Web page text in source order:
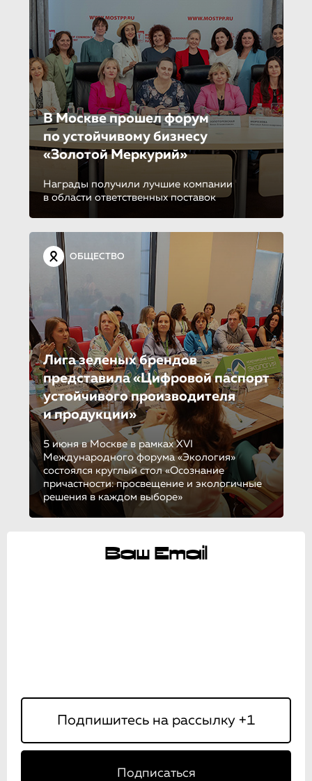
В Москве прошел форум
по устойчиво­му бизнесу
«Золотой Меркурий»
Награды получили лучшие компании
в области ответственных поставок
ОБЩЕСТВО
Лига зеленых брендов
представила «Цифровой паспорт
устойчивого производителя
и продукции»
5 июня в Москве в рамках XVI
Международного форума «Экология»
состоялся круглый стол «Осознание
причастности: просвещение и экологичные
решения в каждом выборе»
Ваш Email
Подписаться